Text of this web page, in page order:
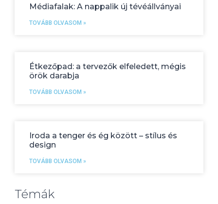
Médiafalak: A nappalik új tévéállványai
TOVÁBB OLVASOM »
Étkezőpad: a tervezők elfeledett, mégis
örök darabja
TOVÁBB OLVASOM »
Iroda a tenger és ég között – stílus és
design
TOVÁBB OLVASOM »
Témák